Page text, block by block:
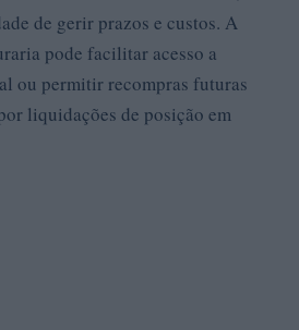
de gerir prazos e custos. A
pode facilitar acesso a
ou permitir recompras futuras
liquidações de posição em